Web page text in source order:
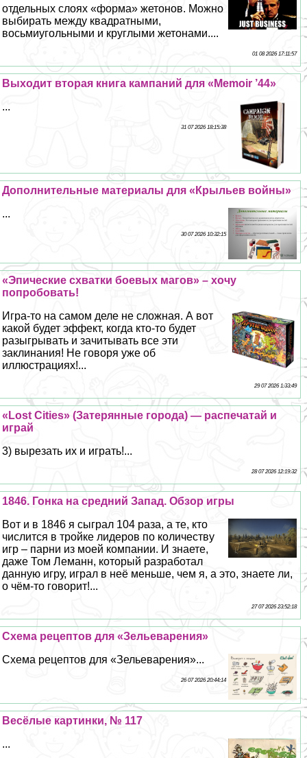
отдельных слоях «форма» жетонов. Можно
выбирать между квадратными,
восьмиугольными и круглыми жетонами....
01 08 2026 17:11:57
Выходит вторая книга кампаний для «Memoir ’44»
...
31 07 2026 18:15:38
Дополнительные материалы для «Крыльев войны»
...
30 07 2026 10:32:15
«Эпические схватки боевых магов» – хочу
попробовать!
Игра-то на самом деле не сложная. А вот
какой будет эффект, когда кто-то будет
разыгрывать и зачитывать все эти
заклинания! Не говоря уже об
иллюстрациях!...
29 07 2026 1:33:49
«Lost Cities» (Затерянные города) — распечатай и
играй
3) вырезать их и играть!...
28 07 2026 12:19:32
1846. Гонка на средний Запад. Обзор игры
Вот и в 1846 я сыграл 104 раза, а те, кто
числится в тройке лидеров по количеству
игр – парни из моей компании. И знаете,
даже Том Леманн, который разработал
данную игру, играл в неё меньше, чем я, а это, знаете ли,
о чём-то говорит!...
27 07 2026 23:52:18
Схема рецептов для «Зельеварения»
Схема рецептов для «Зельеварения»...
26 07 2026 20:44:14
Весёлые картинки, № 117
...